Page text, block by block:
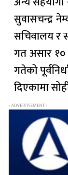
सुवासचन्द्र
सचिवालय र
गत असार १०
गतेको
दिएकामा
- ADVERTISEMENT -